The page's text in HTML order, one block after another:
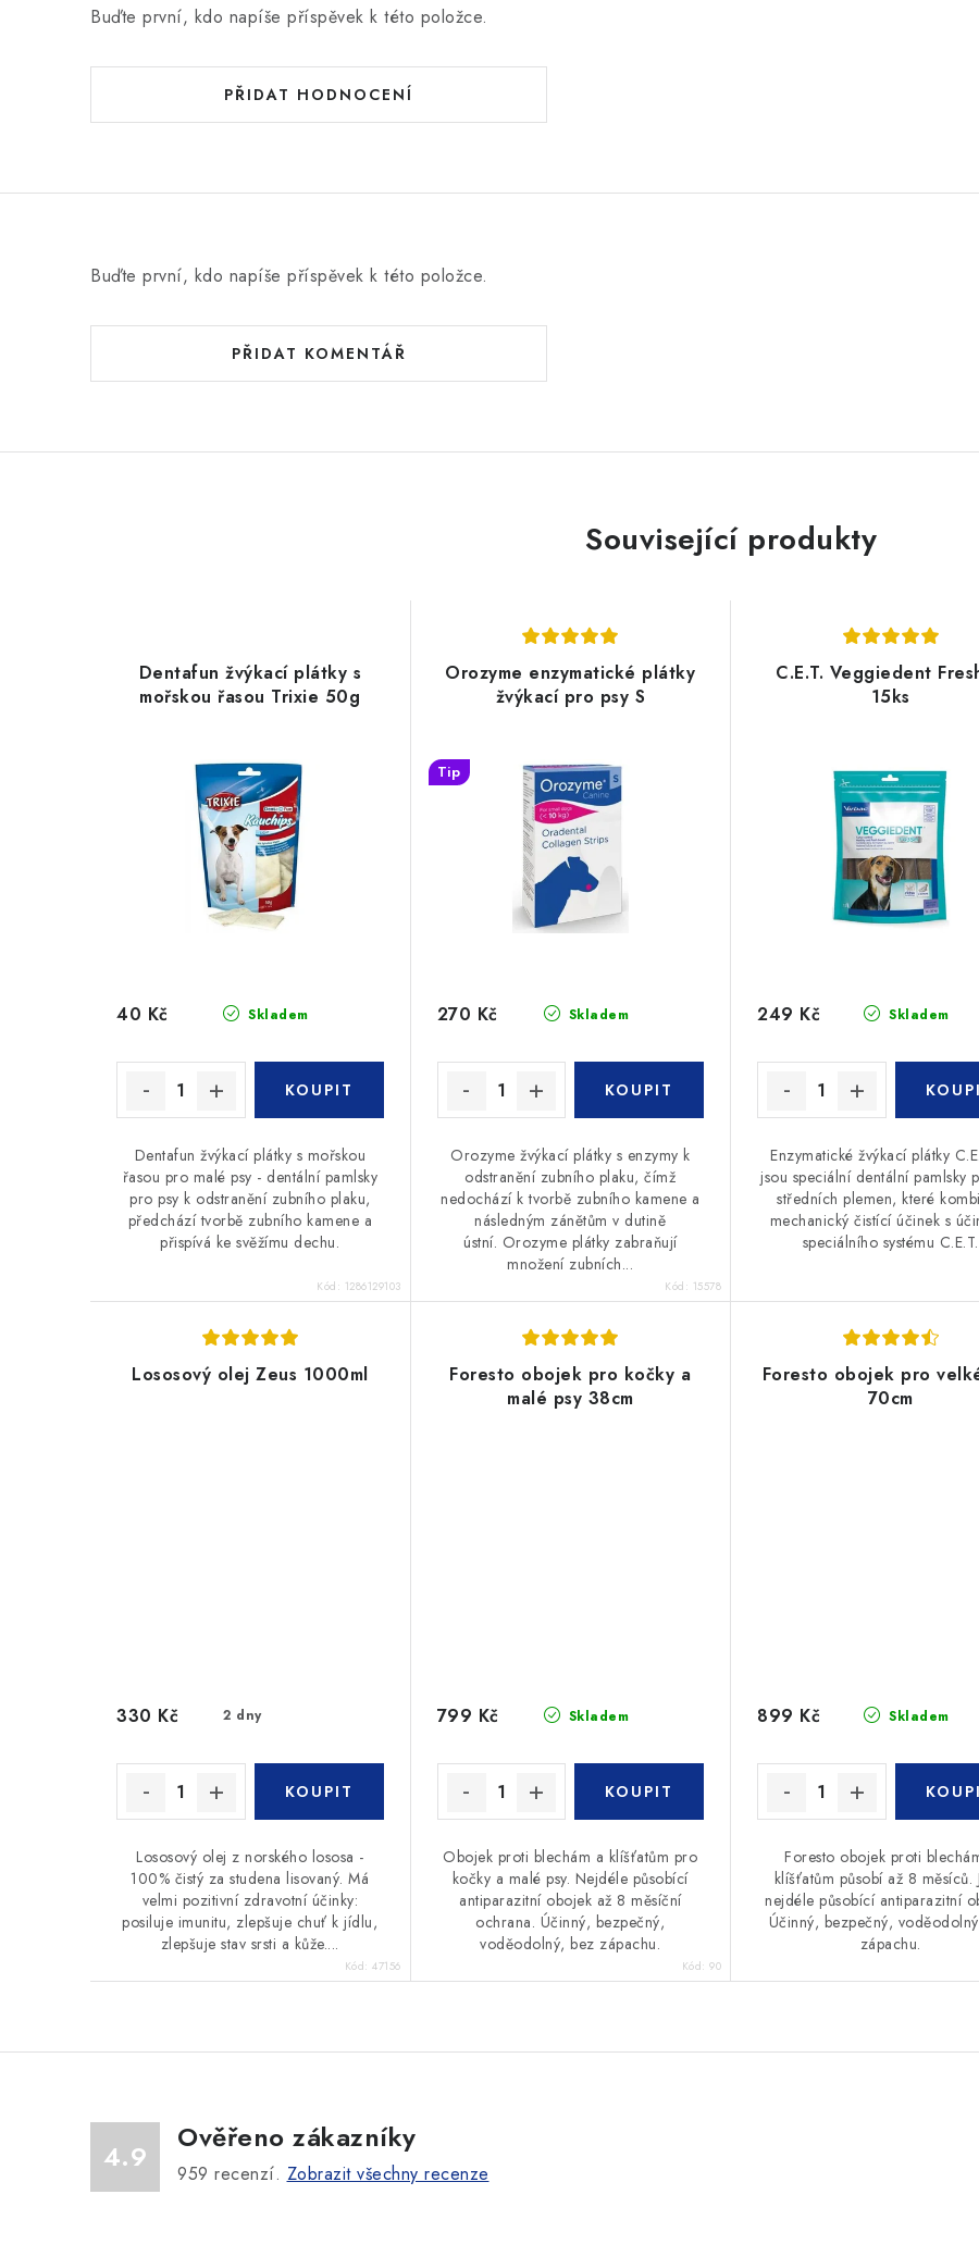
Buďte první, kdo napíše příspěvek k této položce.
PŘIDAT HODNOCENÍ
Buďte první, kdo napíše příspěvek k této položce.
PŘIDAT KOMENTÁŘ
Související produkty
Dentafun žvýkací plátky s
mořskou řasou Trixie 50g
Skladem
40 Kč
Dentafun žvýkací plátky s mořskou
řasou pro malé psy - dentální pamlsky
pro psy k odstranění zubního plaku,
předchází tvorbě zubního kamene a
přispívá ke svěžímu dechu.
Kód: 1286129103
Orozyme enzymatické plátky
žvýkací pro psy S
Tip
Skladem
270 Kč
Orozyme žvýkací plátky s enzymy k
odstranění zubního plaku, čímž
nedochází k tvorbě zubního kamene a
následným zánětům v dutině
ústní. Orozyme plátky zabraňují
množení zubních...
Kód: 15578
C.E.T. Veggiedent
15ks
Skladem
249 Kč
Enzymatické žvýkací plátky
jsou speciální dentální pamlsky
středních plemen, které
mechanický čistící účinek s
speciálního systému C.E.T.
Lososový olej Zeus 1000ml
2 dny
330 Kč
Lososový olej z norského lososa -
100% čistý za studena lisovaný. Má
velmi pozitivní zdravotní účinky:
posiluje imunitu, zlepšuje chuť k jídlu,
zlepšuje stav srsti a kůže....
Kód: 47156
Foresto obojek pro kočky a
malé psy 38cm
Skladem
799 Kč
Obojek proti blechám a klíšťatům pro
kočky a malé psy. Nejdéle působící
antiparazitní obojek až 8 měsíční
ochrana. Účinný, bezpečný,
voděodolný, bez zápachu.
Kód: 90
Foresto obojek pro
70cm
Skladem
899 Kč
Foresto obojek proti
klíšťatům působí až 8 měsíců.
nejdéle působící antiparazitní
Účinný, bezpečný,
zápachu.
4.9
Ověřeno zákazníky
959 recenzí. Zobrazit všechny recenze